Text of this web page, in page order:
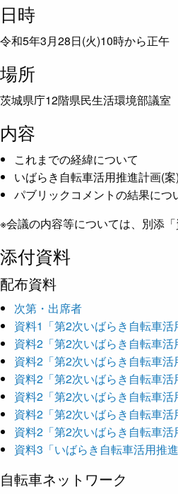
日時
令和5年3月28日(火)10時から正午
場所
茨城県庁12階県民生活環境部議室
内容
これまでの経緯について
いばらき自転車活用推進計画(
パブリックコメントの結果につ
※会議の内容等については、別添
添付資料
配布資料
次第・出席者
資料1「第2次いばらき自転車活
資料2「第2次いばらき自転車活
資料2「第2次いばらき自転車活
資料2「第2次いばらき自転車活
資料2「第2次いばらき自転車活
資料2「第2次いばらき自転車活
資料2「第2次いばらき自転車活
資料3「いばらき自転車活用推
自転車ネットワーク